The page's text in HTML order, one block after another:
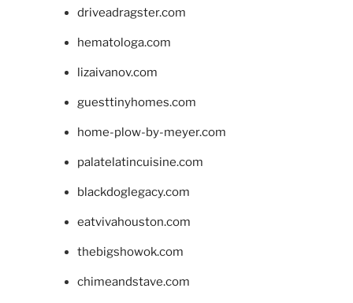
driveadragster.com
hematologa.com
lizaivanov.com
guesttinyhomes.com
home-plow-by-meyer.com
palatelatincuisine.com
blackdoglegacy.com
eatvivahouston.com
thebigshowok.com
chimeandstave.com